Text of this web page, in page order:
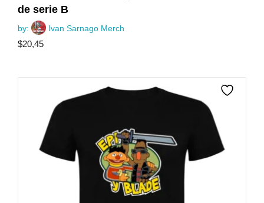
de serie B
by: Ivan Sarnago Merch
$20,45